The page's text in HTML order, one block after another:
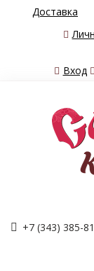
Доставка
Вход
+7 (343) 385-